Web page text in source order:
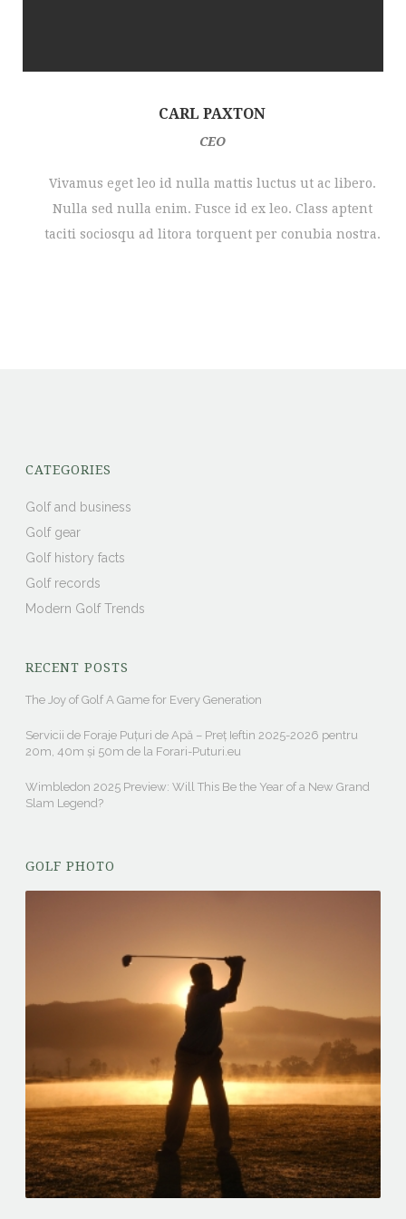
CARL PAXTON
CEO
Vivamus eget leo id nulla mattis luctus ut ac libero.
Nulla sed nulla enim. Fusce id ex leo. Class aptent
taciti sociosqu ad litora torquent per conubia nostra.
CATEGORIES
Golf and business
Golf gear
Golf history facts
Golf records
Modern Golf Trends
RECENT POSTS
The Joy of Golf A Game for Every Generation
Servicii de Foraje Puțuri de Apă – Preț Ieftin 2025-2026 pentru
20m, 40m și 50m de la Forari-Puturi.eu
Wimbledon 2025 Preview: Will This Be the Year of a New Grand
Slam Legend?
GOLF PHOTO